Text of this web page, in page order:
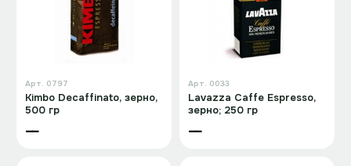
Арт. 0797
Kimbo Decaffinato, зерно,
500 гр
—
Арт. 0033
Lavazza Caffe Espresso,
зерно; 250 гр
—